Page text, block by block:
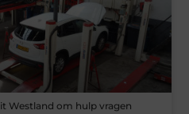
Westland om hulp vragen